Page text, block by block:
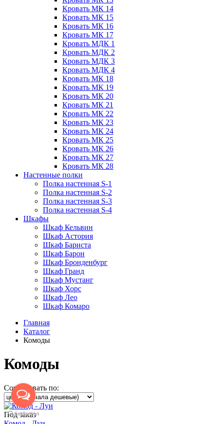
Кровать МК 14
Кровать МК 15
Кровать МК 16
Кровать МК 17
Кровать МДК 1
Кровать МДК 2
Кровать МДК 3
Кровать МДК 4
Кровать МК 18
Кровать МК 19
Кровать МК 20
Кровать МК 21
Кровать МК 22
Кровать МК 23
Кровать МК 24
Кровать МК 25
Кровать МК 26
Кровать МК 27
Кровать МК 28
Настенные полки
Полка настенная S-1
Полка настенная S-2
Полка настенная S-3
Полка настенная S-4
Шкафы
Шкаф Кельвин
Шкаф Астория
Шкаф Бариста
Шкаф Барон
Шкаф Бронденбург
Шкаф Гранд
Шкаф Мустанг
Шкаф Хорс
Шкаф Лео
Шкаф Комаро
Главная
Каталог
Комоды
Комоды
Сортировать по:
Под заказ